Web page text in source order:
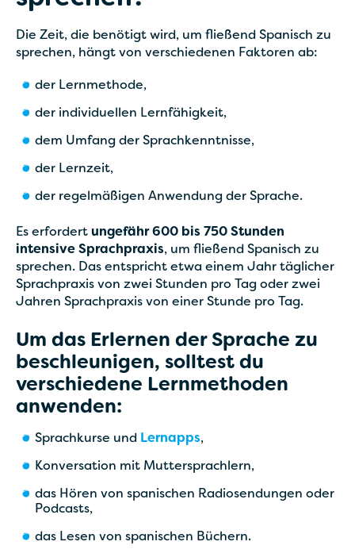
Die Zeit, die benötigt wird, um fließend Spanisch zu
sprechen, hängt von verschiedenen Faktoren ab:
der Lernmethode,
der individuellen Lernfähigkeit,
dem Umfang der Sprachkenntnisse,
der Lernzeit,
der regelmäßigen Anwendung der Sprache.
Es erfordert ungefähr 600 bis 750 Stunden
intensive Sprachpraxis, um fließend Spanisch zu
sprechen. Das entspricht etwa einem Jahr täglicher
Sprachpraxis von zwei Stunden pro Tag oder zwei
Jahren Sprachpraxis von einer Stunde pro Tag.
Um das Erlernen der Sprache zu
beschleunigen, solltest du
verschiedene Lernmethoden
anwenden:
Sprachkurse und Lernapps,
Konversation mit Muttersprachlern,
das Hören von spanischen Radiosendungen oder
Podcasts,
das Lesen von spanischen Büchern.